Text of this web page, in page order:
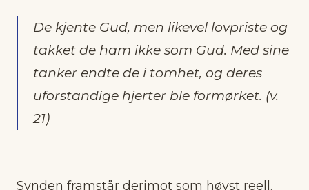
De kjente Gud, men likevel lovpriste og
takket de ham ikke som Gud. Med sine
tanker endte de i tomhet, og deres
uforstandige hjerter ble formørket. (v.
21)
Synden framstår derimot som høyst reell.